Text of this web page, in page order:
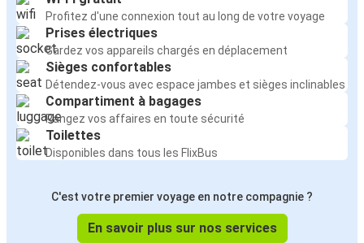
Profitez d'une connexion tout au long de votre voyage
Prises électriques
Gardez vos appareils chargés en déplacement
Sièges confortables
Détendez-vous avec espace jambes et sièges inclinables
Compartiment à bagages
Rangez vos affaires en toute sécurité
Toilettes
Disponibles dans tous les FlixBus
C'est votre premier voyage en notre compagnie ?
En savoir plus sur nos services